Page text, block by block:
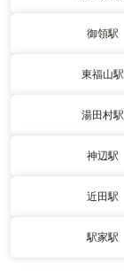
御領駅
東福山駅
湯田村駅
神辺駅
近田駅
駅家駅